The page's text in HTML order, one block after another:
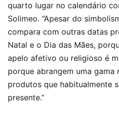
quarto lugar no calendário
Solimeo. “Apesar do
compara com outras datas
Natal e o Dia das Mães,
apelo afetivo ou religioso é
porque abrangem uma gama
produtos que habitualmente
presente.”